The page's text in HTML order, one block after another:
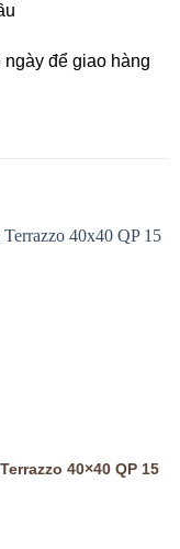
để giao hàng
40×40 QP 15